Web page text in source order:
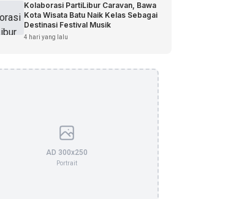
Kolaborasi PartiLibur Caravan, Bawa
Kota Wisata Batu Naik Kelas Sebagai
Destinasi Festival Musik
4 hari yang lalu
AD 300x250
Portrait